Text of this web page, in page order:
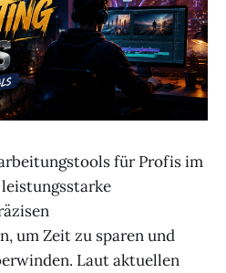
für Profis im
um Zeit zu sparen und
Laut aktuellen